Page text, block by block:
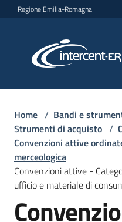
Vai al contenuto
Vai alla navigazione
Vai al footer
Regione Emilia-Romagna
per lo
L'Agenzia
Bandi
Home / Bandi e
Strumenti di acquisto /
Convenzioni attive
merceologica
Convenzioni attive -
ufficio e materiale di